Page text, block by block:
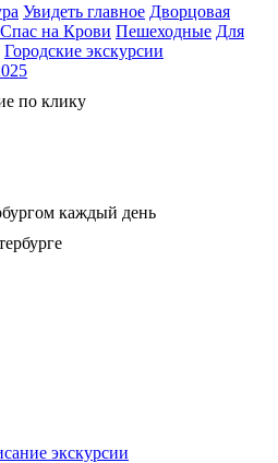
Увидеть главное Дворцовая
Спас на Крови Пешеходные Для
Городские экскурсии
по клику
экскурсии